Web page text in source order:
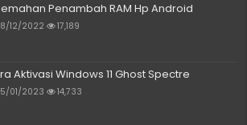
Penambah RAM Hp Android
12/2022 17,189
Aktivasi Windows 11 Ghost Spectre
01/2023 14,733